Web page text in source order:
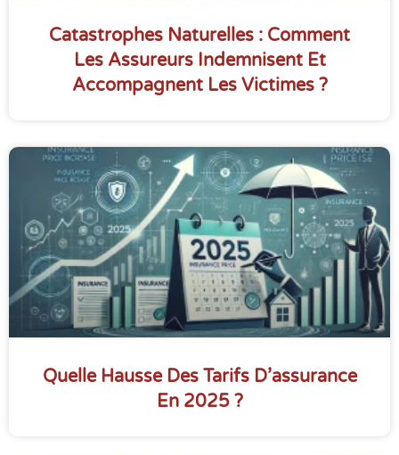
Catastrophes Naturelles : Comment
Les Assureurs Indemnisent Et
Accompagnent Les Victimes ?
Quelle Hausse Des Tarifs D’assurance
En 2025 ?